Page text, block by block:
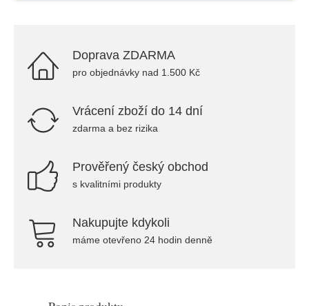
Doprava ZDARMA
pro objednávky nad 1.500 Kč
Vrácení zboží do 14 dní
zdarma a bez rizika
Prověřený český obchod
s kvalitními produkty
Nakupujte kdykoli
máme otevřeno 24 hodin denně